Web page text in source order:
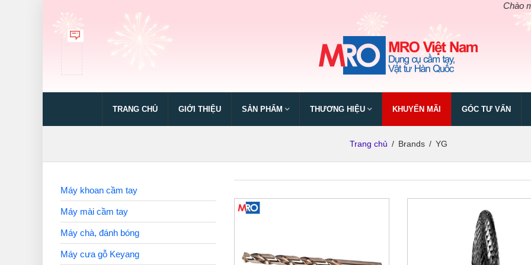
Chào
TRANG CHỦ GIỚI THIỆU SẢN PHẨM THƯƠNG HIỆU KHUYẾN MÃI GÓC TƯ VẤN
Trang chủ / Brands / YG
Máy khoan cầm tay
Máy mài cầm tay
Máy chà, đánh bóng
Máy cưa gỗ Keyang